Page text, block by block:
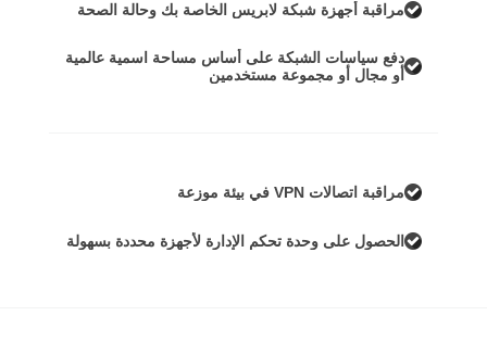
مراقبة أجهزة شبكة لابريس الخاصة بك وحالة الصحة
دفع سياسات الشبكة على أساس مساحة اسمية عالمية
أو مجال أو مجموعة مستخدمين
مراقبة اتصالات VPN في بيئة موزعة
الحصول على وحدة تحكم الإدارة لأجهزة محددة بسهولة